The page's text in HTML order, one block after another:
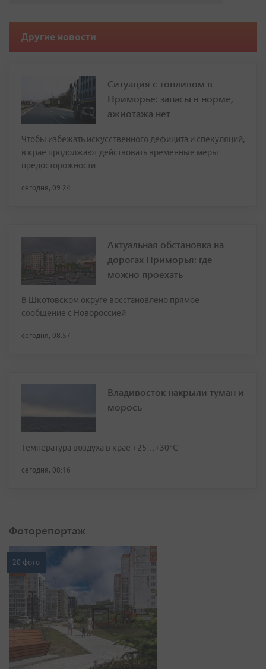
Другие новости
Ситуация с топливом в
Приморье: запасы в норме,
ажиотажа нет
Чтобы избежать искусственного дефицита и спекуляций,
в крае продолжают действовать временные меры
предосторожности
сегодня, 09:24
Актуальная обстановка на
дорогах Приморья: где
можно проехать
В Шкотовском округе восстановлено прямое
сообщение с Новороссией
сегодня, 08:57
Владивосток накрыли туман и
морось
Температура воздуха в крае +25…+30°C
сегодня, 08:16
Фоторепортаж
20 фото